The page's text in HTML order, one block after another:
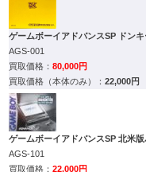
ゲームボーイアドバンスSP ドン
AGS-001
80,000円
22,000円
ゲームボーイアドバンスSP 北米
AGS-101
22,000円